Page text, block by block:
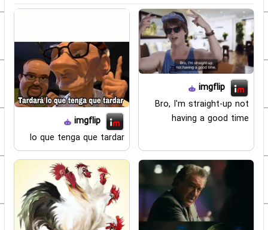
imgflip
Bro, I'm straight-up not
having a good time
imgflip
lo que tenga que tardar